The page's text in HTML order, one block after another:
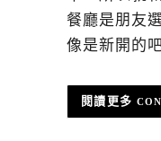
餐廳是朋友
像是新開的